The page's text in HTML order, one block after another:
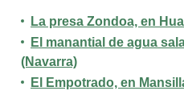
La presa Zondoa, en
El manantial de agua
(Navarra)
El Empotrado, en